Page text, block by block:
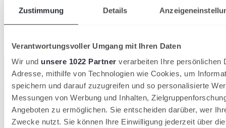
Zustimmung Details
Verantwortungsvoller Umgang mit Ihren Daten
Wir und unsere 1022 Partner verarbeiten Ihre persönlichen
Adresse, mithilfe von Technologien wie Cookies, um
speichern und darauf zuzugreifen und so personalisierte
Messungen von Werbung und Inhalten,
Angeboten zu ermöglichen. Sie entscheiden darüber, wer
Zwecke nutzt. Sie können Ihre Einwilligung jederzeit über
36.000 neue Mitglieder: Tennis wächst 2026 stärker
Deutscher Tennis Bund